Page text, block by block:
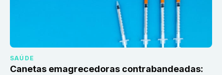
SAÚDE
Canetas emagrecedoras contrabandeadas: